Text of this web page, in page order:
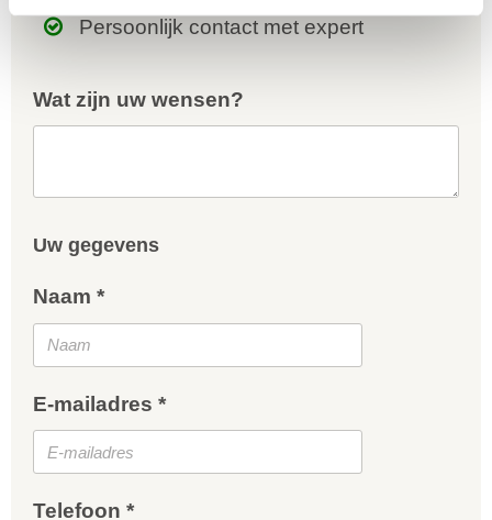
Persoonlijk contact met expert
Wat zijn uw wensen?
Uw gegevens
Naam *
E-mailadres *
Telefoon *